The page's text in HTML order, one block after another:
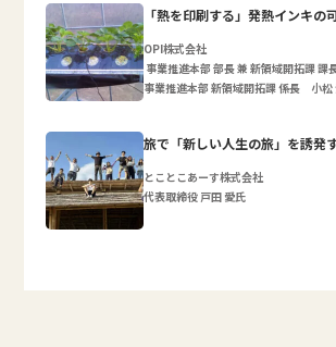
「熱を印刷する」発熱インキの
OPI株式会社
事業推進本部 部長 兼 新領域開拓課
事業推進本部 新領域開拓課 係長 小松
旅で「新しい人生の旅」を誘発
とことこあーす株式会社
代表取締役 戸田 愛氏